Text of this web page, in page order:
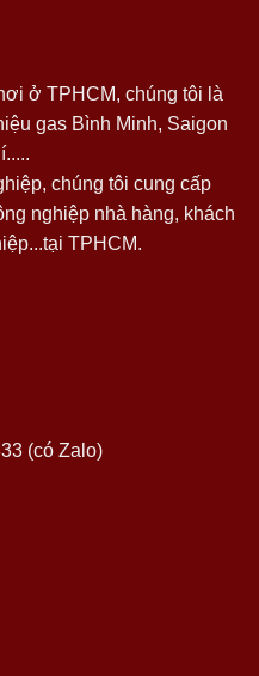
ở TPHCM, chúng tôi là
gas Bình Minh, Saigon
chúng tôi cung cấp
nghiệp nhà hàng, khách
TPHCM.
(có Zalo)